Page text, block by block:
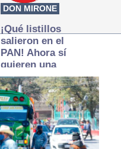
DON MIRONE
¡Qué listillos
salieron en el
PAN! Ahora sí
quieren una
Fiscalía
autónoma… y
transexenal